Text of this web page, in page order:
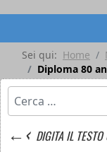
Sei qui: Home
Diploma 80
Cerca
←‹ DIGITA IL TESTO